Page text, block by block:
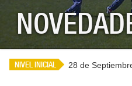
NIVEL INICIAL 28 de